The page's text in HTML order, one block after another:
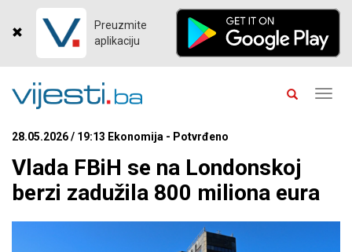
Preuzmite
aplikaciju
28.05.2026 / 19:13 Ekonomija - Potvrđeno
Vlada FBiH se na Londonskoj
berzi zadužila 800 miliona eura